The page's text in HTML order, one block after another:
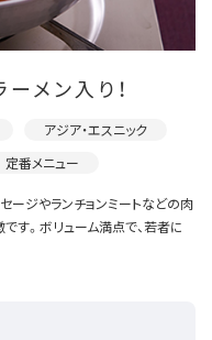
メン入り！
アジア・エスニック
定番メニュー
ージやランチョンミートなどの肉
す。ボリューム満点で、若者に